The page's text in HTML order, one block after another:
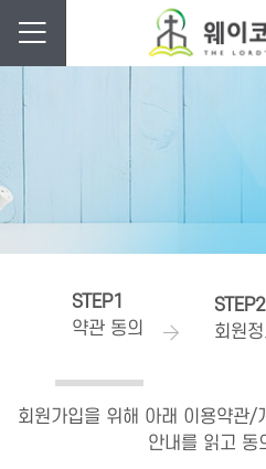
STEP1
약관 동의
STEP2
회원
회원가입을 위해 아래 이용약관/
안내를 읽고 동